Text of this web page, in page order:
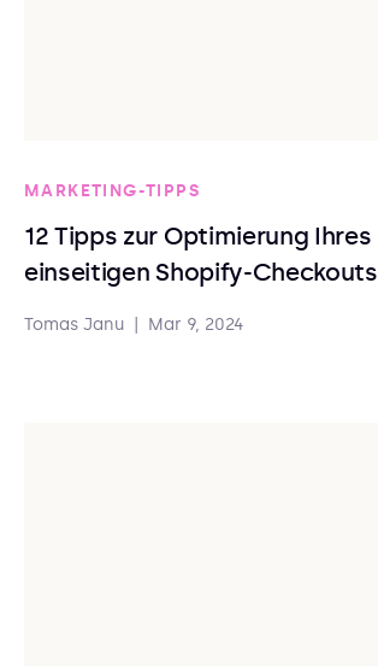
MARKETING-TIPPS
12 Tipps zur Optimierung Ihres
einseitigen Shopify-Checkouts
Tomas Janu Mar 9, 2024